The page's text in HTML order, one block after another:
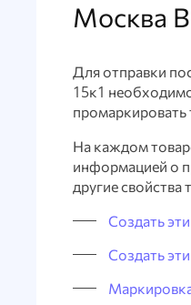
Москва
Для отправки
15к1
промаркировать
На каждом
информацией о
другие свойства
Создать
Создать